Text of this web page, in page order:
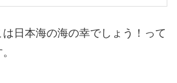
日本海の海の幸でしょう！って